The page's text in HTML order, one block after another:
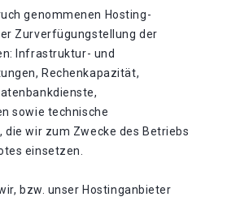
genommenen Hosting-
Zurverfügungstellung der
Infrastruktur- und
Rechenkapazität,
sowie technische
die wir zum Zwecke des Betriebs
einsetzen.
bzw. unser Hostinganbieter